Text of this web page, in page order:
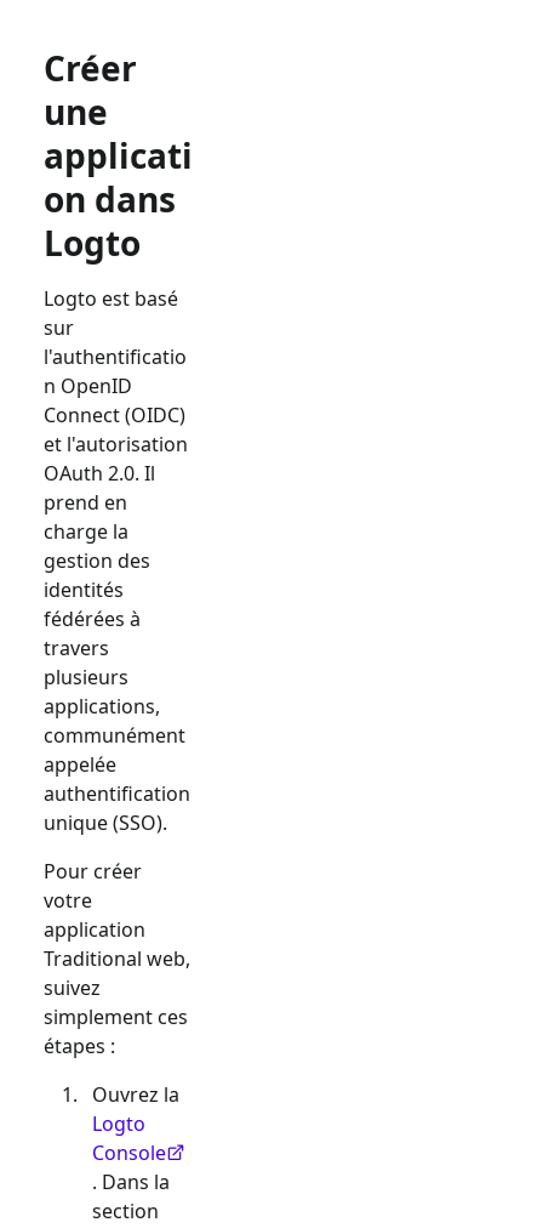
Créer
une
applicati
on dans
Logto
Logto est basé
sur
l'authentificatio
n OpenID
Connect (OIDC)
et l'autorisation
OAuth 2.0. Il
prend en
charge la
gestion des
identités
fédérées à
travers
plusieurs
applications,
communément
appelée
authentification
unique (SSO).
Pour créer
votre
application
Traditional web,
suivez
simplement ces
étapes :
Ouvrez la
Logto
Console
. Dans la
section